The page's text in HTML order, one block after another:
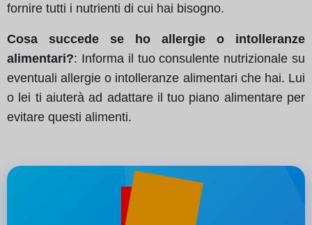
fornire tutti i nutrienti di cui hai bisogno.
Cosa succede se ho allergie o intolleranze
alimentari?: Informa il tuo consulente nutrizionale su
eventuali allergie o intolleranze alimentari che hai. Lui
o lei ti aiuterà ad adattare il tuo piano alimentare per
evitare questi alimenti.